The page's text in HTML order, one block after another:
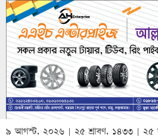
৯ আগস্ট, ২০২৬ | ২৫ শ্রাবণ, ১৪৩৩ |